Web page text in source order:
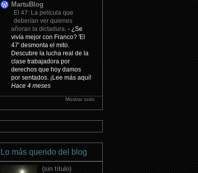
MartuBlog
El 47: La película que
deberían ver quienes
añoran la dictadura.-¿Se
vivía mejor con Franco? 'El
47' desmonta el mito.
Descubre la lucha real de la
clase trabajadora por
derechos que hoy damos
por sentados. ¡Lee más aquí!
Hace 4 meses
Mostrar todo
Lo más querido del blog
(sin título)